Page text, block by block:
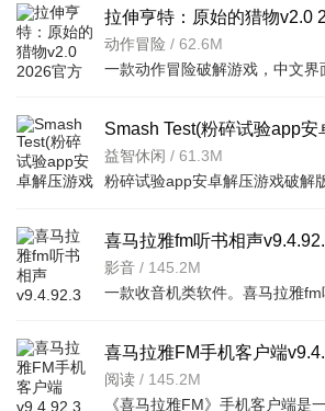
拉伸亨特：原始的猎物v2.0
文版
动作冒险 / 62.6M
Smash Test(粉碎试验app安
破解版)v1.2
益智休闲 / 61.3M
喜马拉雅fm听书相声
影音 / 145.2M
喜马拉雅FM手机客户端
版
阅读 / 145.2M